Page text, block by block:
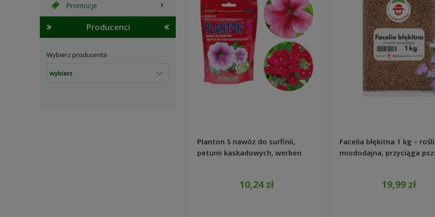
Promocje
Producenci
Wybierz producenta
Facelia błękitna 1 kg – roślina
miododajna, przyciąga pszczoły,
19,99 zł
Nawóz Magiczna Siła do
pomidorów 350g -
18,17 zł